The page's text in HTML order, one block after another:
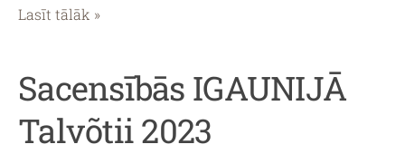
Lasīt tālāk »
Sacensībās IGAUNIJĀ
Talvõtii 2023